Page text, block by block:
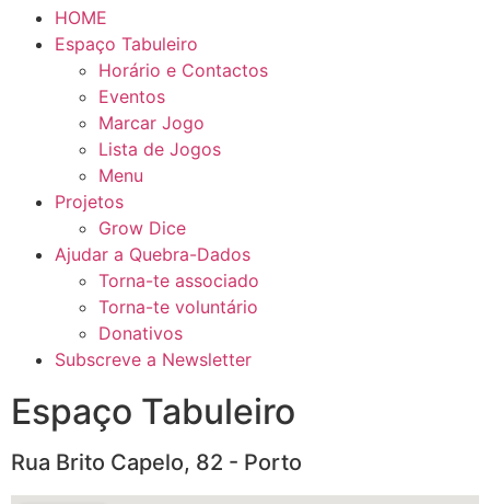
HOME
Espaço Tabuleiro
Horário e Contactos
Eventos
Marcar Jogo
Lista de Jogos
Menu
Projetos
Grow Dice
Ajudar a Quebra-Dados
Torna-te associado
Torna-te voluntário
Donativos
Subscreve a Newsletter
Espaço Tabuleiro
Rua Brito Capelo, 82 - Porto